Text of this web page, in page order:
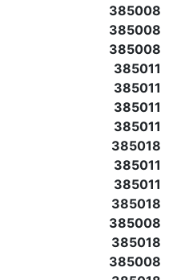
385008
385008
385008
385011
385011
385011
385011
385018
385011
385011
385018
385008
385018
385008